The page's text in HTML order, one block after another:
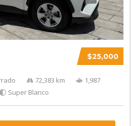
$25,000
72,383 km
1,987
Super Blanco